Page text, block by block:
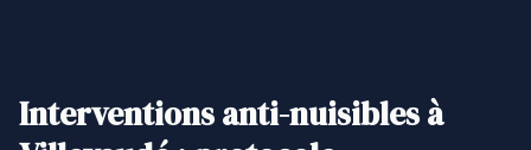
Interventions anti-nuisibles à